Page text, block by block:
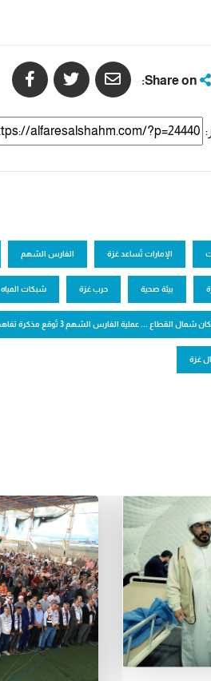
الإمارات تُساعد غزة الفارس الشهم
بيئة صحية حرب غزة شبكات المياه
... عملية الفارس الشهم 3 تُوقع مذكرة تفاهم لتنفيذ مشروع "صيانة وتشغيل شبكات المياه"
غزة